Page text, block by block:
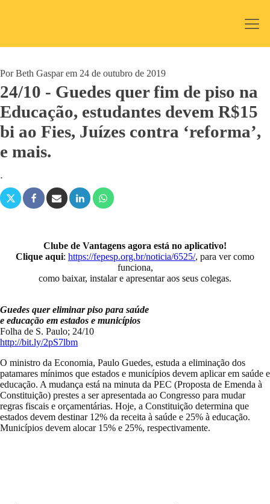
PorBeth Gasparem 24 de outubro de 2019
24/10 - Guedes quer fim de piso na
Educação, estudantes devem R$15
bi ao Fies, Juízes contra ‘reforma’,
e mais.
.
Clube de Vantagens agora está no aplicativo!
Clique aqui: https://fepesp.org.br/noticia/6525/, para ver como
funciona,
como baixar, instalar e apresentar aos seus colegas.
Guedes quer eliminar piso para saúde
e educação em estados e municípios
Folha de S. Paulo; 24/10
http://bit.ly/2pS7lbm
O ministro da Economia, Paulo Guedes, estuda a eliminação dos
patamares mínimos que estados e municípios devem aplicar em saúde e
educação. A mudança está na minuta da PEC (Proposta de Emenda à
Constituição) prestes a ser apresentada ao Congresso para mudar
regras fiscais e orçamentárias. Hoje, a Constituição determina que
estados devem destinar 12% da receita à saúde e 25% à educação.
Municípios devem alocar 15% e 25%, respectivamente.